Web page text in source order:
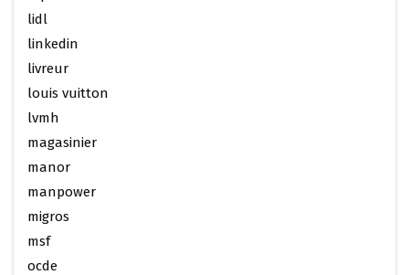
lidl
linkedin
livreur
louis vuitton
lvmh
magasinier
manor
manpower
migros
msf
ocde